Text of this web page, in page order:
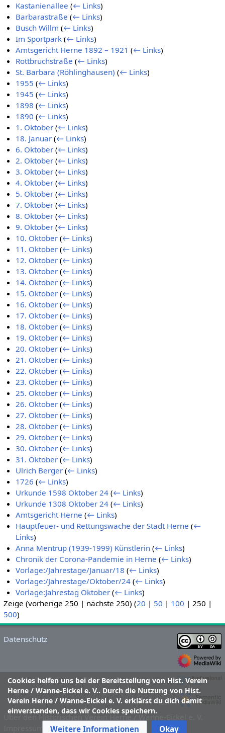
Kastanienallee (← Links)
Barbarastraße (← Links)
Busch Willm (← Links)
Im Sportpark (← Links)
Amtsgericht Herne 1892 – 1921 (← Links)
Rottbruchstraße (← Links)
St. Barbara (Röhlinghausen) (← Links)
1955 (← Links)
1945 (← Links)
1898 (← Links)
1890 (← Links)
1. Oktober (← Links)
18. Januar (← Links)
6. Oktober (← Links)
2. Oktober (← Links)
3. Oktober (← Links)
4. Oktober (← Links)
5. Oktober (← Links)
7. Oktober (← Links)
8. Oktober (← Links)
9. Oktober (← Links)
10. Oktober (← Links)
11. Oktober (← Links)
12. Oktober (← Links)
13. Oktober (← Links)
14. Oktober (← Links)
15. Oktober (← Links)
16. Oktober (← Links)
17. Oktober (← Links)
18. Oktober (← Links)
19. Oktober (← Links)
20. Oktober (← Links)
21. Oktober (← Links)
22. Oktober (← Links)
23. Oktober (← Links)
25. Oktober (← Links)
26. Oktober (← Links)
27. Oktober (← Links)
28. Oktober (← Links)
29. Oktober (← Links)
30. Oktober (← Links)
31. Oktober (← Links)
Ulrich Berger (← Links)
1726 (← Links)
Urkunde 1598 Oktober 24 (← Links)
Urkunde 1308 Oktober 24 (← Links)
Amtsgericht Herne (← Links)
Hauptfeuer- und Rettungswache der Stadt Herne (←
Links)
Anna Mentrup (1939-1999) Künstlerin (← Links)
Chronik der Corona-Pandemie in Herne (← Links)
Vorlage:/Jahrestage/Januar/18 (← Links)
Vorlage:/Jahrestage/Oktober/24 (← Links)
Vorlage:Jahrestag Oktober (← Links)
Zeige (vorherige 250 | nächste 250) (20 | 50 | 100 | 250 |
500)
Cookies helfen uns bei der Bereitstellung von Hist. Verein
Herne / Wanne-Eickel e. V.. Durch die Nutzung von Hist.
Verein Herne / Wanne-Eickel e. V. erklärst du dich damit
einverstanden, dass wir Cookies speichern.
Weitere Informationen Okay
Datenschutz
Über den Historischen Verein Herne / Wanne-Eickel e. V.
Impressum und Haftungsausschluss